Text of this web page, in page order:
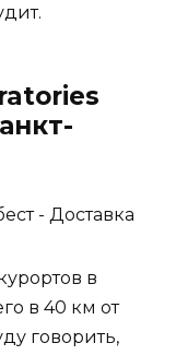
- Доставка
в
в 40 км от
говорить,